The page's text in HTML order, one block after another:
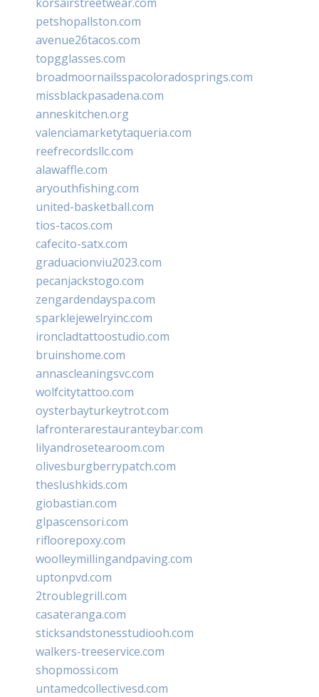
petshopallston.com
avenue26tacos.com
topgglasses.com
broadmoornailsspacoloradosprings.com
missblackpasadena.com
anneskitchen.org
valenciamarketytaqueria.com
reefrecordsllc.com
alawaffle.com
aryouthfishing.com
united-basketball.com
tios-tacos.com
cafecito-satx.com
graduacionviu2023.com
pecanjackstogo.com
zengardendayspa.com
sparklejewelryinc.com
ironcladtattoostudio.com
bruinshome.com
annascleaningsvc.com
wolfcitytattoo.com
oysterbayturkeytrot.com
lafronterarestauranteybar.com
lilyandrosetearoom.com
olivesburgberrypatch.com
theslushkids.com
giobastian.com
glpascensori.com
rifloorepoxy.com
woolleymillingandpaving.com
uptonpvd.com
2troublegrill.com
casateranga.com
sticksandstonesstudiooh.com
walkers-treeservice.com
shopmossi.com
untamedcollectivesd.com